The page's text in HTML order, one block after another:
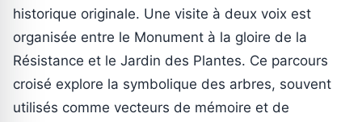
historique originale. Une visite à deux voix est
organisée entre le Monument à la gloire de la
Résistance et le Jardin des Plantes. Ce parcours
croisé explore la symbolique des arbres, souvent
utilisés comme vecteurs de mémoire et de